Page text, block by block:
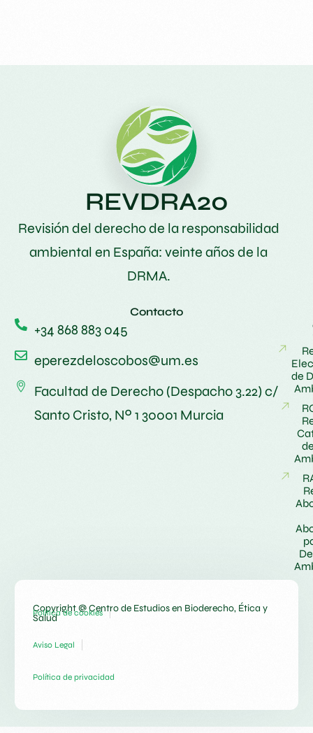
REVDRA20
Revisión del derecho de la responsabilidad
ambiental en España: veinte años de la
DRMA.
Contacto
+34 868 883 045
eperezdeloscobos@um.es
Facultad de Derecho (Despacho 3.22) c/
Santo Cristo, Nº 1 30001 Murcia
de
Copyright @ Centro de Estudios en Bioderecho, Ética y
Salud
Política de cookies
Aviso Legal
Política de privacidad